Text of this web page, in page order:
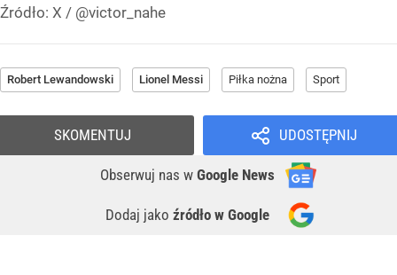
Źródło: X / @victor_nahe
Robert Lewandowski Lionel Messi Piłka nożna Sport
UDOSTĘPNIJ
Obserwuj nas w Google News
Dodaj jako źródło w Google
SKOMENTUJ